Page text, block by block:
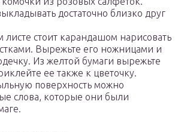
достаточно близко друг
листе стоит карандашом нарисовать
Вырежьте его ножницами и
Из желтой бумаги вырежьте
ее также к цветочку.
поверхность можно
слова, которые они были